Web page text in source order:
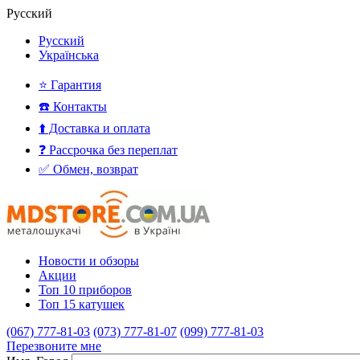
Русский
Русский
Українська
⭐ Гарантия
☎️ Контакты
⬆️ Доставка и оплата
❓ Рассрочка без переплат
✅ Обмен, возврат
Новости и обзоры
Акции
Топ 10 приборов
Топ 15 катушек
(067) 777-81-03 (073) 777-81-07 (099) 777-81-03
Перезвоните мне